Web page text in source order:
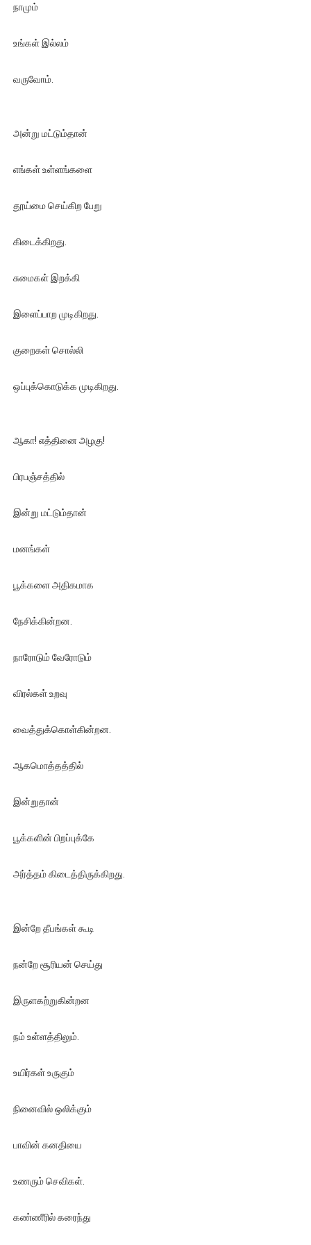
அல்வா கொடுக்கின்றது இலங்கை!
நாமும்
உங்கள் இல்லம்
வருவோம்.
அன்று மட்டும்தான்
எங்கள் உள்ளங்களை
தூய்மை செய்கிற பேறு
கிடைக்கிறது.
சுமைகள் இறக்கி
இளைப்பாற முடிகிறது.
குறைகள் சொல்லி
ஒப்புக்கொடுக்க முடிகிறது.
ஆகா! எத்தினை அழகு!
பிரபஞ்சத்தில்
இன்று மட்டும்தான்
மனங்கள்
பூக்களை அதிகமாக
நேசிக்கின்றன.
நாரோடும் வேரோடும்
விரல்கள் உறவு
வைத்துக்கொள்கின்றன.
ஆகமொத்தத்தில்
இன்றுதான்
பூக்களின் பிறப்புக்கே
அர்த்தம் கிடைத்திருக்கிறது.
இன்றே தீபங்கள் கூடி
நன்றே சூரியன் செய்து
இருளகற்றுகின்றன
நம் உள்ளத்திலும்.
உயிர்கள் உருகும்
நினைவில் ஒலிக்கும்
பாவின் கனதியை
உணரும் செவிகள்.
கண்ணீரில் கரைந்து